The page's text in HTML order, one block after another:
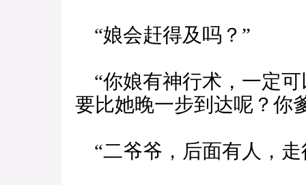
“娘会赶得及吗？”
“你娘有神行术，一定
要比她晚一步到达呢？你
“二爷爷，后面有人，走